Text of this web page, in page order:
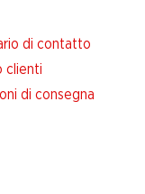
di contatto
clienti
di consegna